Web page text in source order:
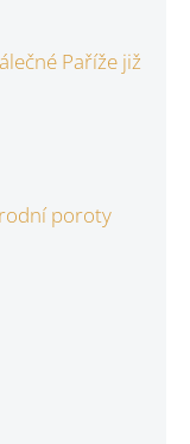
Paříže již
poroty